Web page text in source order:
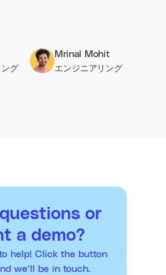
グ
Mrinal Mohit
エンジニアリング
or
a demo?
to help! Click the button
we’ll be in touch.